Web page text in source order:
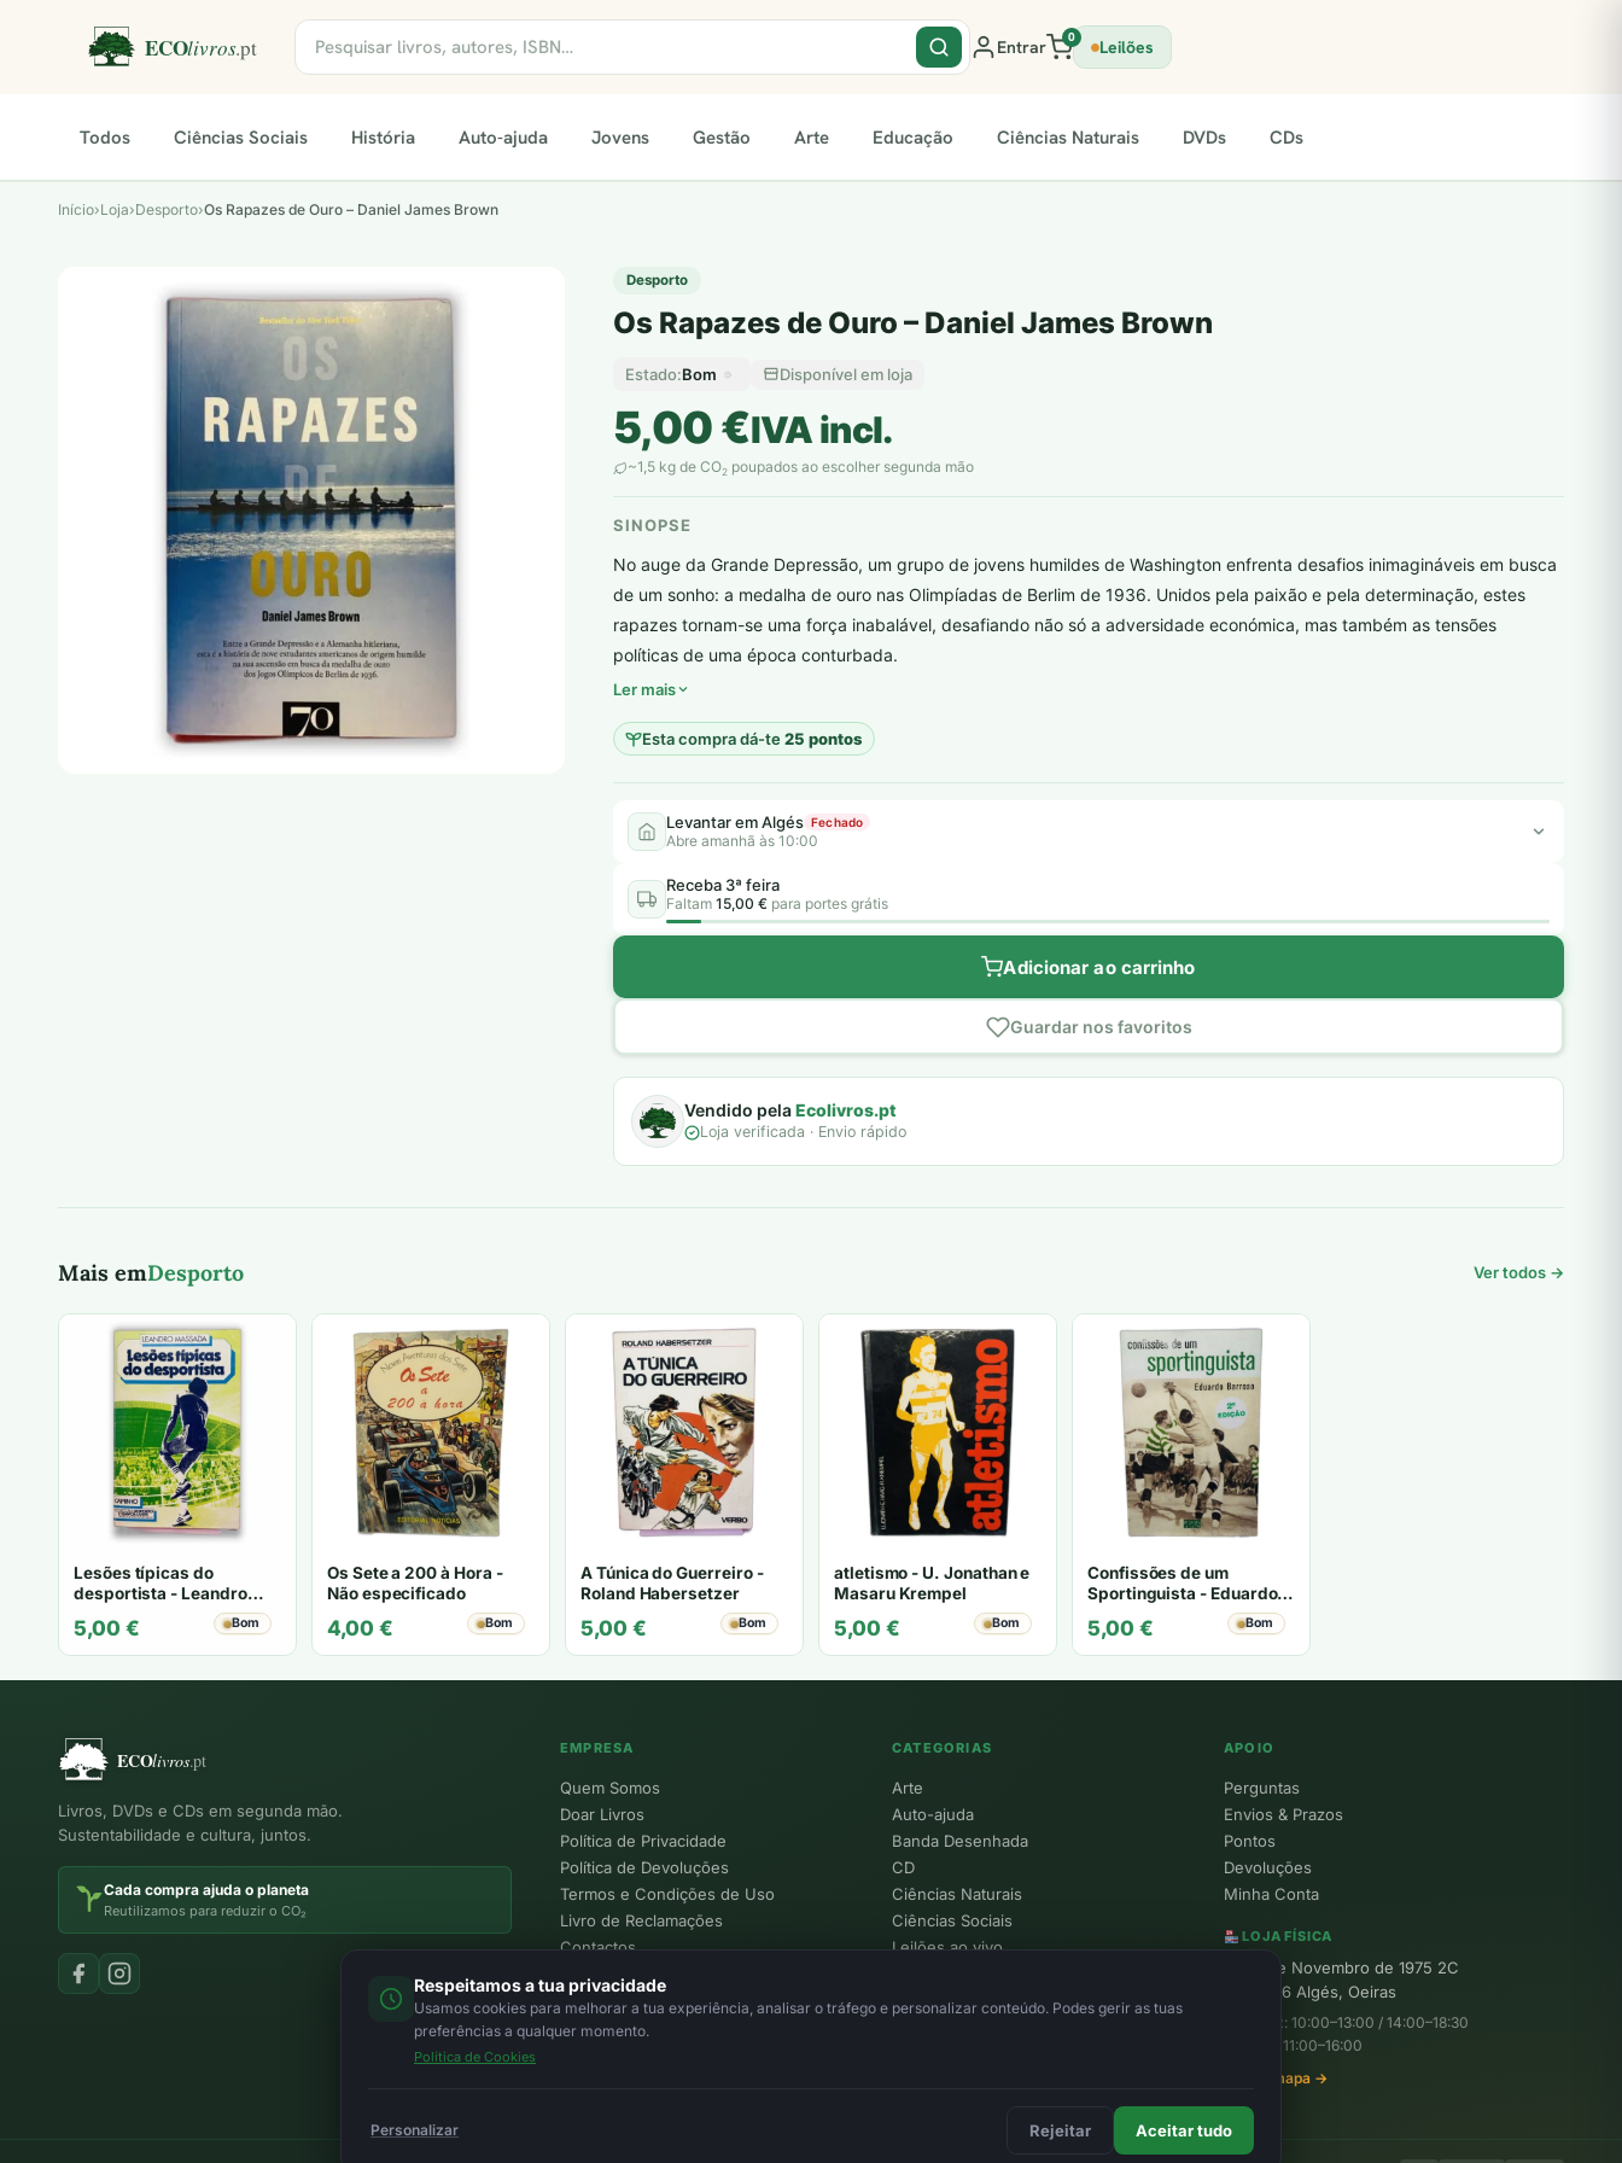
Entrar 0 Leilões
Todos Ciências Sociais História Auto-ajuda Jovens Gestão Arte Educação Ciências Naturais DVDs CDs
Início›Loja›Desporto›Os Rapazes de Ouro – Daniel James Brown
Desporto
Os Rapazes de Ouro – Daniel James Brown
Estado:Bom Disponível em loja
5,00€IVA incl.
~1,5 kg de CO2 poupados ao escolher segunda mão
SINOPSE
No auge da Grande Depressão, um grupo de jovens humildes de Washington enfrenta desafios inimagináveis em busca
de um sonho: a medalha de ouro nas Olimpíadas de Berlim de 1936. Unidos pela paixão e pela determinação, estes
rapazes tornam-se uma força inabalável, desafiando não só a adversidade económica, mas também as tensões
políticas de uma época conturbada.
Ler mais
Esta compra dá-te25 pontos
Levantar em Algés Fechado
Abre amanhã às 10:00
Receba 3ª feira
Faltam 15,00 € para portes grátis
Adicionar ao carrinho
Guardar nos favoritos
Vendido pelaEcolivros.pt
Loja verificada · Envio rápido
Mais emDesporto Ver todos →
Lesões típicas do
desportista - Leandro
5,00 € Bom
Os Sete a 200 à Hora -
Não especificado
4,00 € Bom
A Túnica do Guerreiro -
Roland Habersetzer
5,00 € Bom
atletismo - U. Jonathan e
Masaru Krempel
5,00 € Bom
Confissões de um
Sportinguista - Eduardo
5,00 € Bom
Livros, DVDs e CDs em segunda mão.
Sustentabilidade e cultura, juntos.
Cada compra ajuda o planeta
Reutilizamos para reduzir o CO₂
EMPRESA
Quem Somos
Doar Livros
Política de Privacidade
Política de Devoluções
Termos e Condições de Uso
Livro de Reclamações
Contactos
Política de Cookies
CATEGORIAS
Arte
Auto-ajuda
Banda Desenhada
CD
Ciências Naturais
Ciências Sociais
Leilões ao vivo
APOIO
Perguntas
Envios & Prazos
Pontos
Devoluções
Minha Conta
LOJA FÍSICA
R. 25 de Novembro de 1975 2C
1495-156 Algés, Oeiras
Seg–Sex: 10:00–13:00 / 14:00–18:30
Sábado: 11:00–16:00
Ver no mapa →
Respeitamos a tua privacidade
Usamos cookies para melhorar a tua experiência, analisar o tráfego e personalizar conteúdo. Podes gerir as tuas
preferências a qualquer momento.
Política de Cookies
Personalizar Rejeitar Aceitar tudo